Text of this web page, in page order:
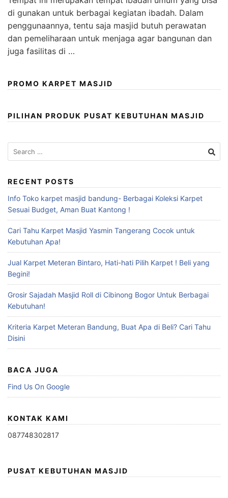
di gunakan untuk berbagai kegiatan ibadah. Dalam
penggunaannya, tentu saja masjid butuh perawatan
dan pemeliharaan untuk menjaga agar bangunan dan
juga fasilitas di …
PROMO KARPET MASJID
PILIHAN PRODUK PUSAT KEBUTUHAN MASJID
RECENT POSTS
Info Toko karpet masjid bandung- Berbagai Koleksi Karpet
Sesuai Budget, Aman Buat Kantong !
Cari Tahu Karpet Masjid Yasmin Tangerang Cocok untuk
Kebutuhan Apa!
Jual Karpet Meteran Bintaro, Hati-hati Pilih Karpet ! Beli yang
Begini!
Grosir Sajadah Masjid Roll di Cibinong Bogor Untuk Berbagai
Kebutuhan!
Kriteria Karpet Meteran Bandung, Buat Apa di Beli? Cari Tahu
Disini
BACA JUGA
Find Us On Google
KONTAK KAMI
087748302817
PUSAT KEBUTUHAN MASJID